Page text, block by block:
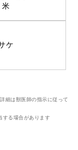
米
ケ
細は獣医師の指示に従って
する場合があります